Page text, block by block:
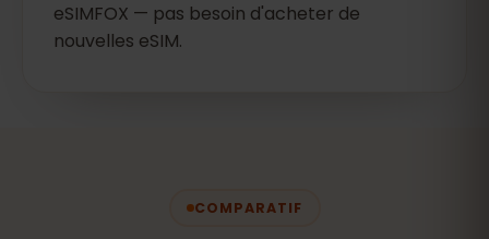
eSIMFOX — pas besoin d'acheter de
nouvelles eSIM.
COMPARATIF